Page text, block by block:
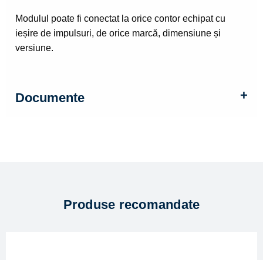
Modulul poate fi conectat la orice contor echipat cu
ieșire de impulsuri, de orice marcă, dimensiune și
versiune.
Documente
Produse recomandate